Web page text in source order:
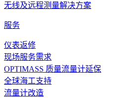
无线及远程测量解决方案
服务
仪表返修
现场服务需求
OPTIMASS 质量流量计延保
全球海工支持
流量计改造